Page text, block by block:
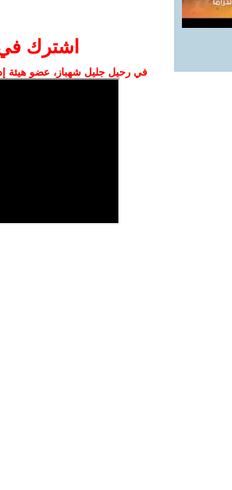
اشترك في
في رحيل جليل شهباز، عضو هيئة